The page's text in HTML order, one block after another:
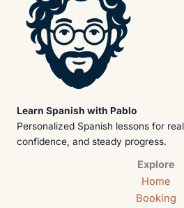
Learn Spanish with Pablo
Personalized Spanish lessons for
confidence, and steady progress.
Explore
Home
Booking